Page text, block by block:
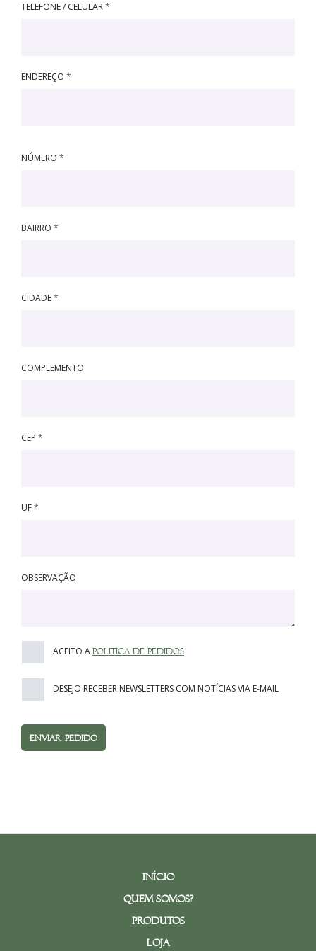
TELEFONE / CELULAR*
ENDEREÇO *
NÚMERO *
BAIRRO *
CIDADE*
COMPLEMENTO
CEP *
UF*
OBSERVAÇÃO
ACEITO A POLITICA DE PEDIDOS
DESEJO RECEBER NEWSLETTERS COM NOTÍCIAS VIA E-MAIL
ENVIAR PEDIDO
Início
Quem Somos?
Produtos
Loja